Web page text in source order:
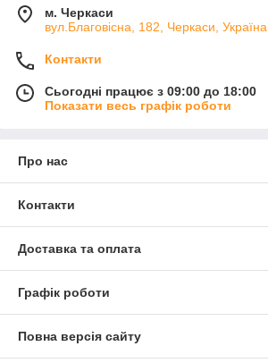
м. Черкаси
вул.Благовісна, 182, Черкаси, Україна
Контакти
Сьогодні працює з 09:00 до 18:00
Показати весь графік роботи
Про нас
Контакти
Доставка та оплата
Графік роботи
Повна версія сайту